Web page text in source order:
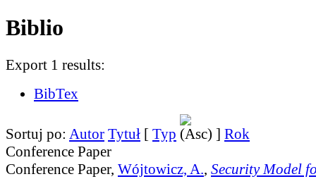
Biblio
Export 1 results:
BibTex
Sortuj po: Autor Tytuł [ Typ ] Rok
Conference Paper
Conference Paper, Wójtowicz, A., Security Model